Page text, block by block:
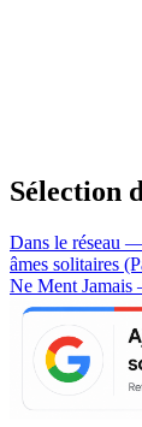
Sélection
Dans le réseau
âmes solitaires
Ne Ment